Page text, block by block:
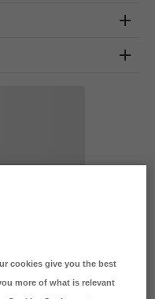
cookies give you the best
more of what is relevant